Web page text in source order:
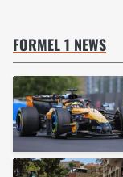
FORMEL 1 NEWS